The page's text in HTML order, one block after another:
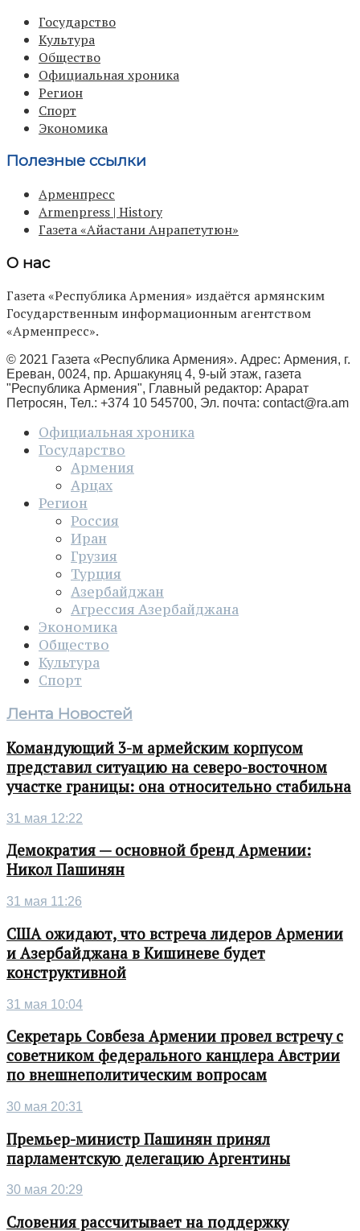
Государство
Культура
Общество
Официальная хроника
Регион
Спорт
Экономика
Полезные ссылки
Арменпресс
Armenpress | History
Газета «Айастани Анрапетутюн»
О нас
Газета «Республика Армения» издаётся армянским
Государственным информационным агентством
«Арменпресс».
© 2021 Газета «Республика Армения». Адрес: Армения, г.
Ереван, 0024, пр. Аршакуняц 4, 9-ый этаж, газета
"Республика Армения", Главный редактор: Арарат
Петросян, Тел.: +374 10 545700, Эл. почта: contact@ra.am
Официальная хроника
Государство
Армения
Арцах
Регион
Россия
Иран
Грузия
Турция
Азербайджан
Агрессия Азербайджана
Экономика
Общество
Культура
Спорт
Лента Новостей
Командующий 3-м армейским корпусом
представил ситуацию на северо-восточном
участке границы: она относительно стабильна
31 мая 12:22
Демократия — основной бренд Армении:
Никол Пашинян
31 мая 11:26
США ожидают, что встреча лидеров Армении
и Азербайджана в Кишиневе будет
конструктивной
31 мая 10:04
Секретарь Совбеза Армении провел встречу с
советником федерального канцлера Австрии
по внешнеполитическим вопросам
30 мая 20:31
Премьер-министр Пашинян принял
парламентскую делегацию Аргентины
30 мая 20:29
Словения рассчитывает на поддержку